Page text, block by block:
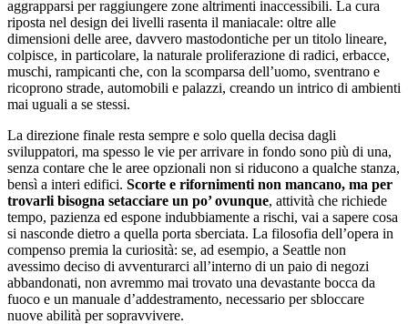
aggrapparsi per raggiungere zone altrimenti inaccessibili. La cura
riposta nel design dei livelli rasenta il maniacale: oltre alle
dimensioni delle aree, davvero mastodontiche per un titolo lineare,
colpisce, in particolare, la naturale proliferazione di radici, erbacce,
muschi, rampicanti che, con la scomparsa dell’uomo, sventrano e
ricoprono strade, automobili e palazzi, creando un intrico di ambienti
mai uguali a se stessi.
La direzione finale resta sempre e solo quella decisa dagli
sviluppatori, ma spesso le vie per arrivare in fondo sono più di una,
senza contare che le aree opzionali non si riducono a qualche stanza,
bensì a interi edifici. Scorte e rifornimenti non mancano, ma per
trovarli bisogna setacciare un po’ ovunque, attività che richiede
tempo, pazienza ed espone indubbiamente a rischi, vai a sapere cosa
si nasconde dietro a quella porta sberciata. La filosofia dell’opera in
compenso premia la curiosità: se, ad esempio, a Seattle non
avessimo deciso di avventurarci all’interno di un paio di negozi
abbandonati, non avremmo mai trovato una devastante bocca da
fuoco e un manuale d’addestramento, necessario per sbloccare
nuove abilità per sopravvivere.